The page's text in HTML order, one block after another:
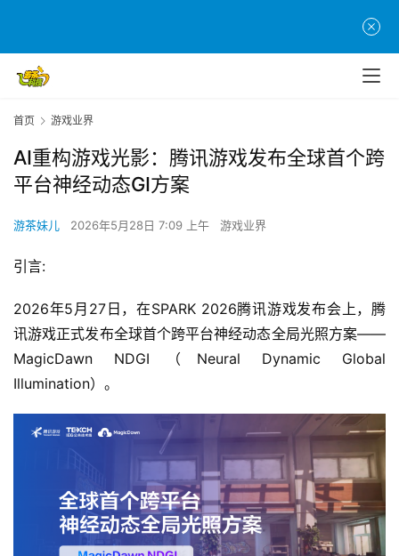
首页 游戏业界
AI重构游戏光影：腾讯游戏发布全球首个跨
平台神经动态GI方案
游茶妹儿 2026年5月28日 7:09 上午 游戏业界
引言:
2026年5月27日，在SPARK 2026腾讯游戏发布会上，腾
讯游戏正式发布全球首个跨平台神经动态全局光照方案——
MagicDawn NDGI（Neural Dynamic Global
Illumination）。